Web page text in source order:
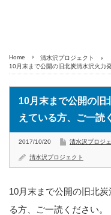
Home
清水沢プロジェクト
10月末まで公開の旧北炭清水沢火力
10月末まで公開の旧
えている方、ご一読
2017/10/20 清水沢プロジ
清水沢プロジェクト
10月末まで公開の旧北
る方、ご一読ください。